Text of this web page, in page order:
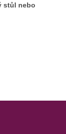
stůl nebo